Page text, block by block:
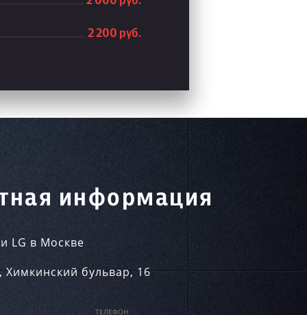
2 200 руб.
информация
LG в Москве
,Химкинский бульвар, 16
ТЕЛЕФОН